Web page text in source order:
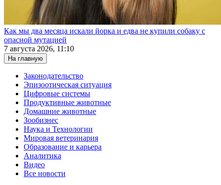
Как мы два месяца искали йорка и едва не купили собаку с
опасной мутацией
7 августа 2026, 11:10
На главную
Законодательство
Эпизоотическая ситуация
Цифровые системы
Продуктивные животные
Домашние животные
Зообизнес
Наука и Технологии
Мировая ветеринария
Образование и карьера
Аналитика
Видео
Все новости